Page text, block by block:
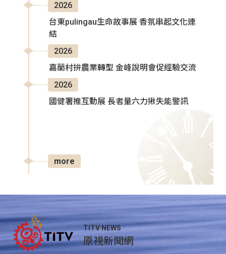
2026
台東pulingau生命故事展 香氛串起文化連
結
2026
嘉蘭村拚農業轉型 金峰說明會促經驗交流
2026
國健署推互動展 長者量六力揪失能警訊
more
TITV NEWS
原視新聞網